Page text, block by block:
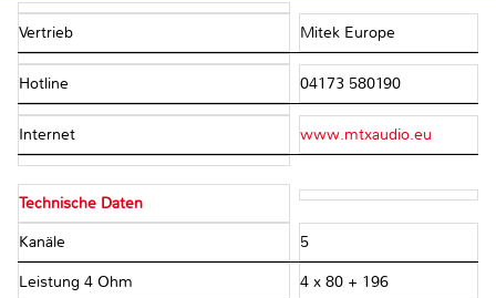
Vertrieb Mitek Europe
Hotline 04173 580190
Internet www.mtxaudio.eu
Technische Daten
Kanäle 5
Leistung 4 Ohm 4 x 80 + 196